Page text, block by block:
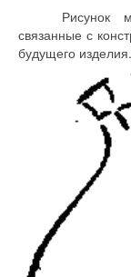
Рисунок
связанные с
будущего изделия.